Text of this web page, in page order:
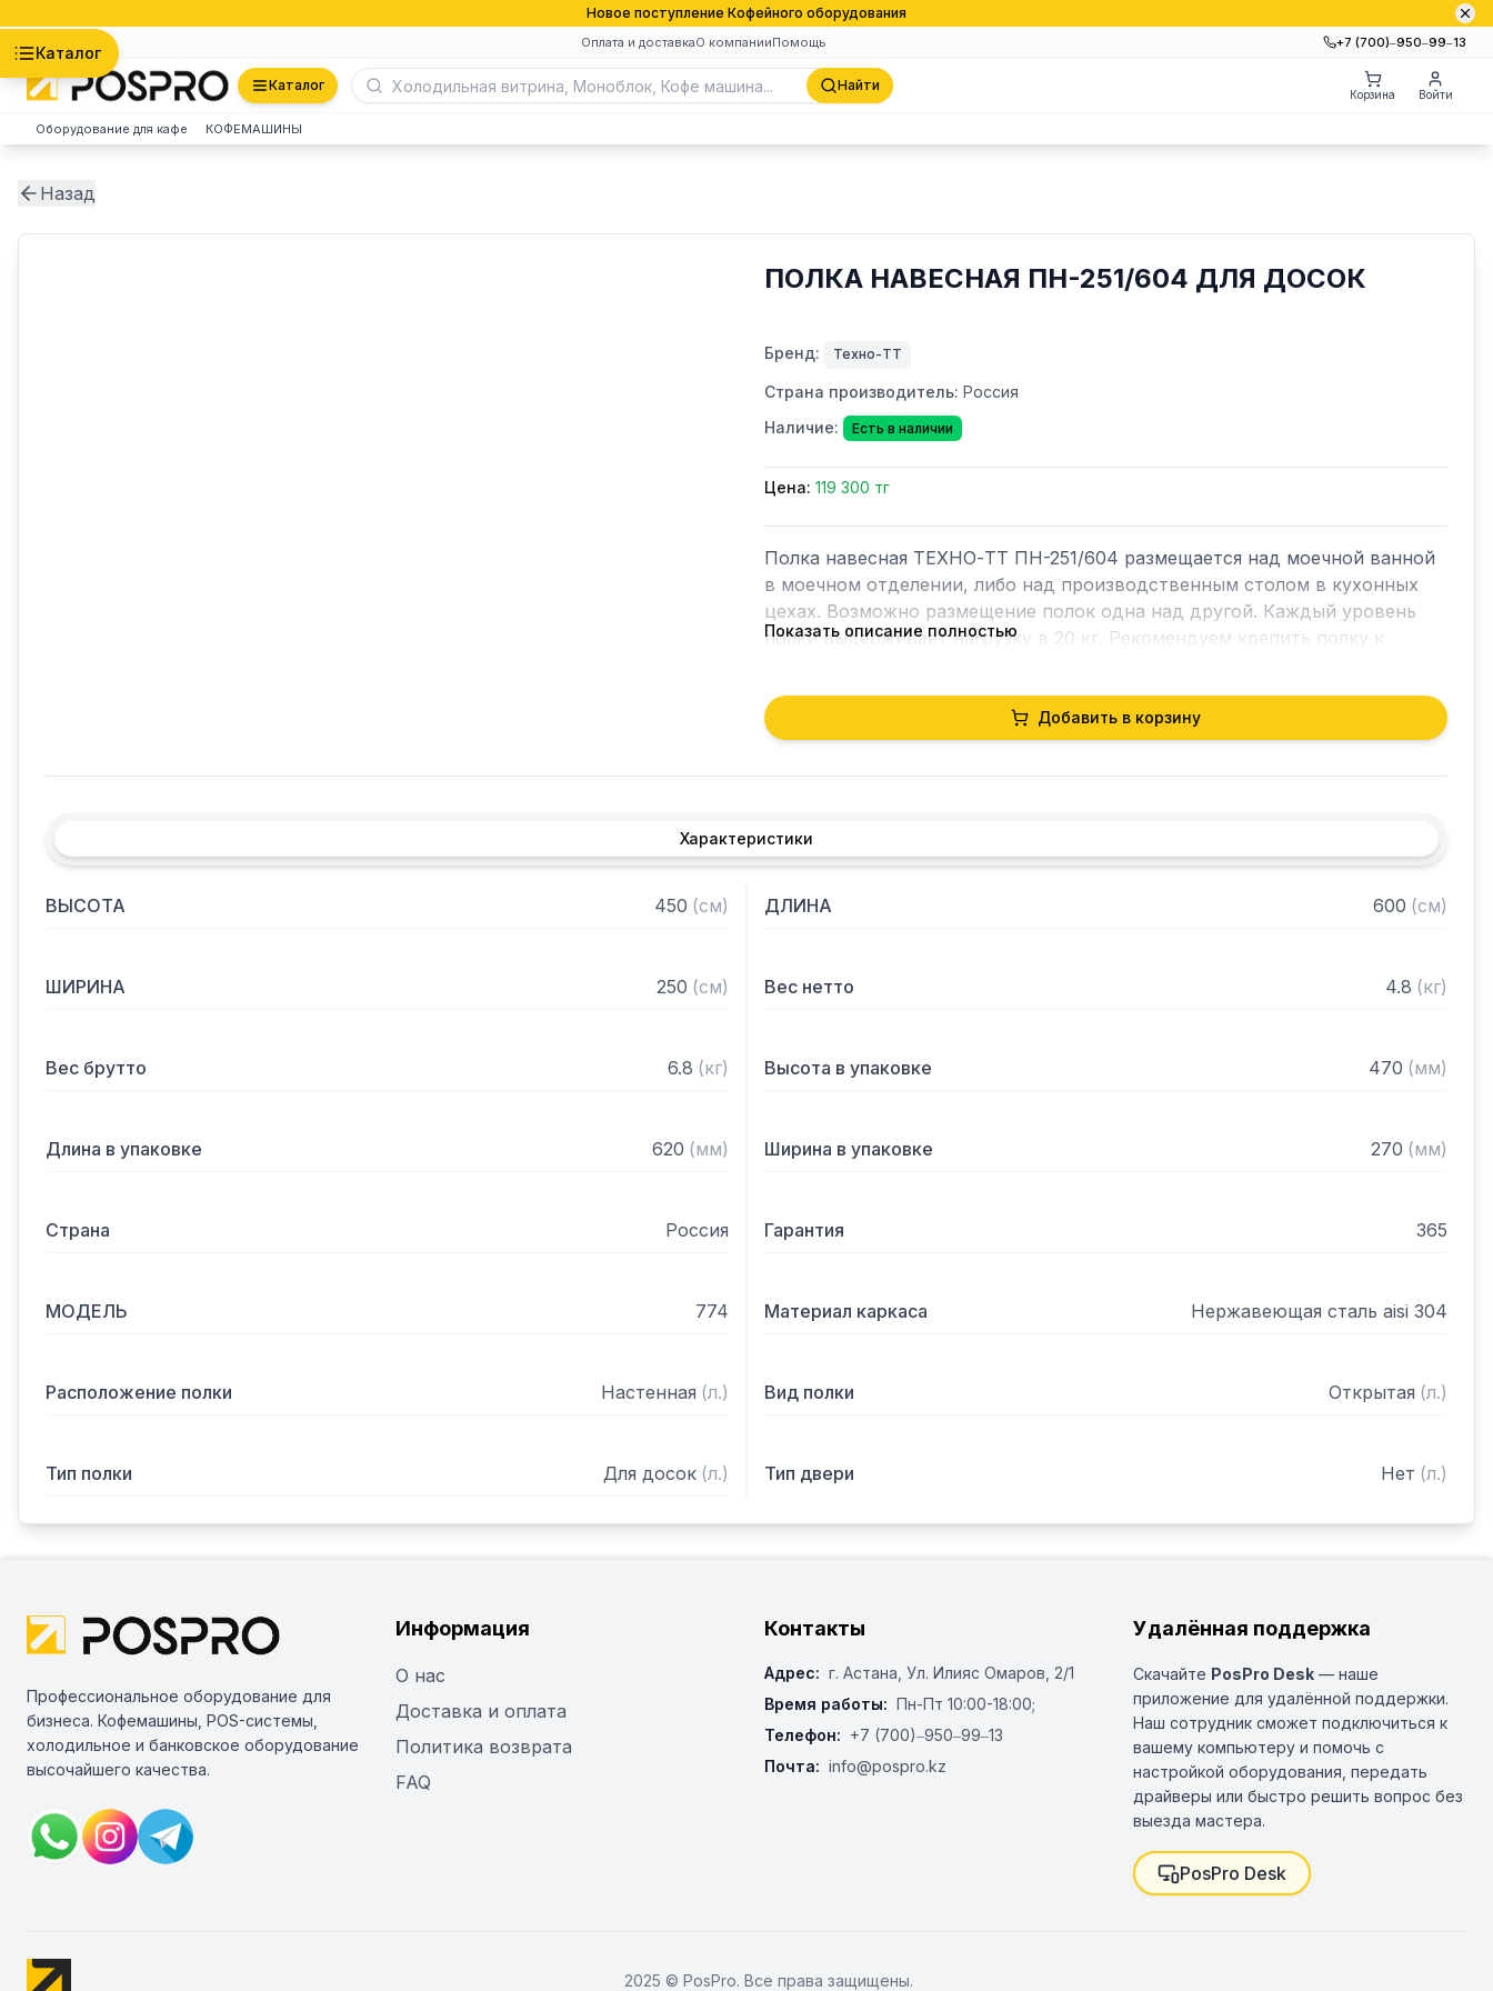
Новое поступление Кофейного оборудования
Оплата и доставкаО компанииПомощь +7 (700)‒950‒99‒13
Каталог
Каталог Найти
Корзина Войти
Оборудование для кафе КОФЕМАШИНЫ
Назад
ПОЛКА НАВЕСНАЯ ПН-251/604 ДЛЯ ДОСОК
Бренд: Техно-ТТ
Страна производитель: Россия
Наличие:
Есть в наличии
Цена: 119 300 тг
Полка навесная ТЕХНО-ТТ ПН-251/604 размещается над моечной ванной
в моечном отделении, либо над производственным столом в кухонных
цехах. Возможно размещение полок одна над другой. Каждый уровень
полки выдерживает нагрузку в 20 кг. Рекомендуем крепить полку к
Особенности:
— Настенная
— 5 секций на 10 досок
толщиной 0,8 мм и прутка диаметром 6мм
Показать описание полностью
Добавить в корзину
Характеристики
ВЫСОТА 450 (см) ДЛИНА 600 (см)
ШИРИНА 250 (см) Вес нетто 4.8 (кг)
Вес брутто 6.8 (кг) Высота в упаковке 470 (мм)
Длина в упаковке 620 (мм) Ширина в упаковке 270 (мм)
Страна Россия Гарантия 365
МОДЕЛЬ 774 Материал каркаса Нержавеющая сталь aisi 304
Расположение полки Настенная (л.) Вид полки Открытая (л.)
Тип полки Для досок (л.) Тип двери Нет (л.)
Профессиональное оборудование для
бизнеса. Кофемашины, POS-системы,
холодильное и банковское оборудование
высочайшего качества.
Информация
О нас
Доставка и оплата
Политика возврата
FAQ
Контакты
Адрес: г. Астана, ​Ул. Илияс Омаров, 2/1
Время работы: Пн-Пт 10:00-18:00;
Телефон: +7 (700)‒950‒99‒13
Почта: info@pospro.kz
Удалённая поддержка
Скачайте PosPro Desk — наше
приложение для удалённой поддержки.
Наш сотрудник сможет подключиться к
вашему компьютеру и помочь с
настройкой оборудования, передать
драйверы или быстро решить вопрос без
выезда мастера.
PosPro Desk
2025 © PosPro. Все права защищены.